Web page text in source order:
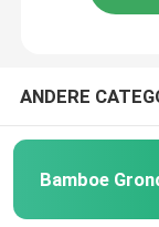
ANDERE
Bamboe